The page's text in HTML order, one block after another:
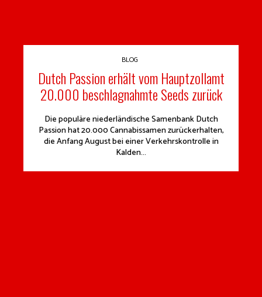
BLOG
Dutch Passion erhält vom Hauptzollamt
20.000 beschlagnahmte Seeds zurück
Die populäre niederländische Samenbank Dutch
Passion hat 20.000 Cannabissamen zurückerhalten,
die Anfang August bei einer Verkehrskontrolle in
Kalden...